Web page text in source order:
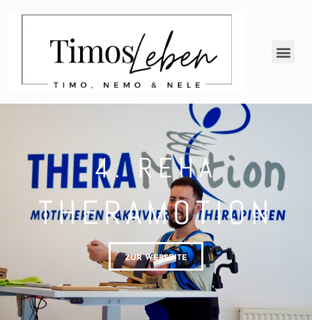
4. REHA
THERAMOTION
ZUR WEBSEITE